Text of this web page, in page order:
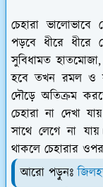
চেহারা
পড়বে ধীরে
সুবিধামত
হবে তখন রমল ও
দৌড়ে অতিক্রম
চেহারা না দেখা
সাথে লেগে না
থাকলে চেহারার
আরো পড়ুনঃ